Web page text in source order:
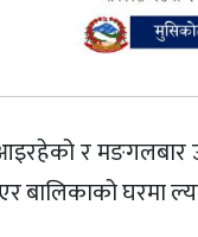
र
बालिकाको घरमा